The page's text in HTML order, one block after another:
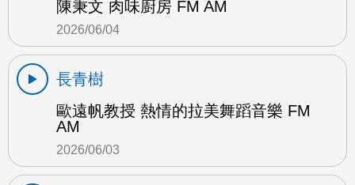
陳秉文 肉味廚房 FM AM
2026/06/04
長青樹
歐遠帆教授 熱情的拉美舞蹈音樂 FM
AM
2026/06/03